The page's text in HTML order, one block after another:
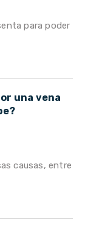
para poder
una vena
causas, entre